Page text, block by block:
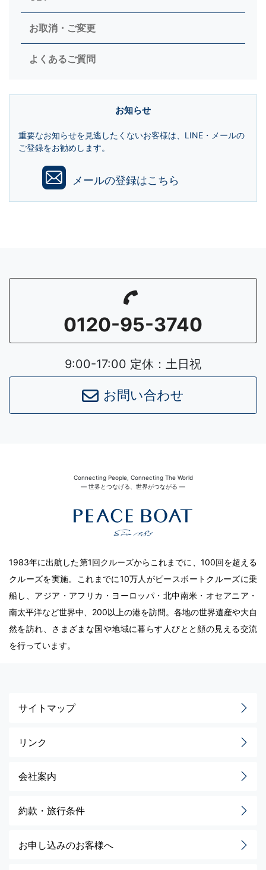
お取消・ご変更
よくあるご質問
お知らせ
重要なお知らせを見逃したくないお客様は、LINE・メールの
ご登録をお勧めします。
メールの登録はこちら
0120-95-3740
9:00-17:00 定休：土日祝
お問い合わせ
Connecting People, Connecting The World
― 世界とつなげる、世界がつながる ―
1983年に出航した第1回クルーズからこれまでに、100回を超える
クルーズを実施。これまでに10万人がピースボートクルーズに乗
船し、アジア・アフリカ・ヨーロッパ・北中南米・オセアニア・
南太平洋など世界中、200以上の港を訪問。各地の世界遺産や大自
然を訪れ、さまざまな国や地域に暮らす人びとと顔の見える交流
を行っています。
サイトマップ
リンク
会社案内
約款・旅行条件
お申し込みのお客様へ